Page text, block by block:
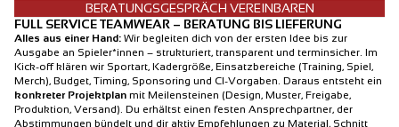
BERATUNGSGESPRÄCH VEREINBAREN
FULL SERVICE TEAMWEAR – BERATUNG BIS LIEFERUNG
Alles aus einer Hand: Wir begleiten dich von der ersten Idee bis zur
Ausgabe an Spieler*innen – strukturiert, transparent und terminsicher. Im
Kick-off klären wir Sportart, Kadergröße, Einsatzbereiche (Training, Spiel,
Merch), Budget, Timing, Sponsoring und CI-Vorgaben. Daraus entsteht ein
konkreter Projektplan mit Meilensteinen (Design, Muster, Freigabe,
Produktion, Versand). Du erhältst einen festen Ansprechpartner, der
Abstimmungen bündelt und dir aktiv Empfehlungen zu Material, Schnitt